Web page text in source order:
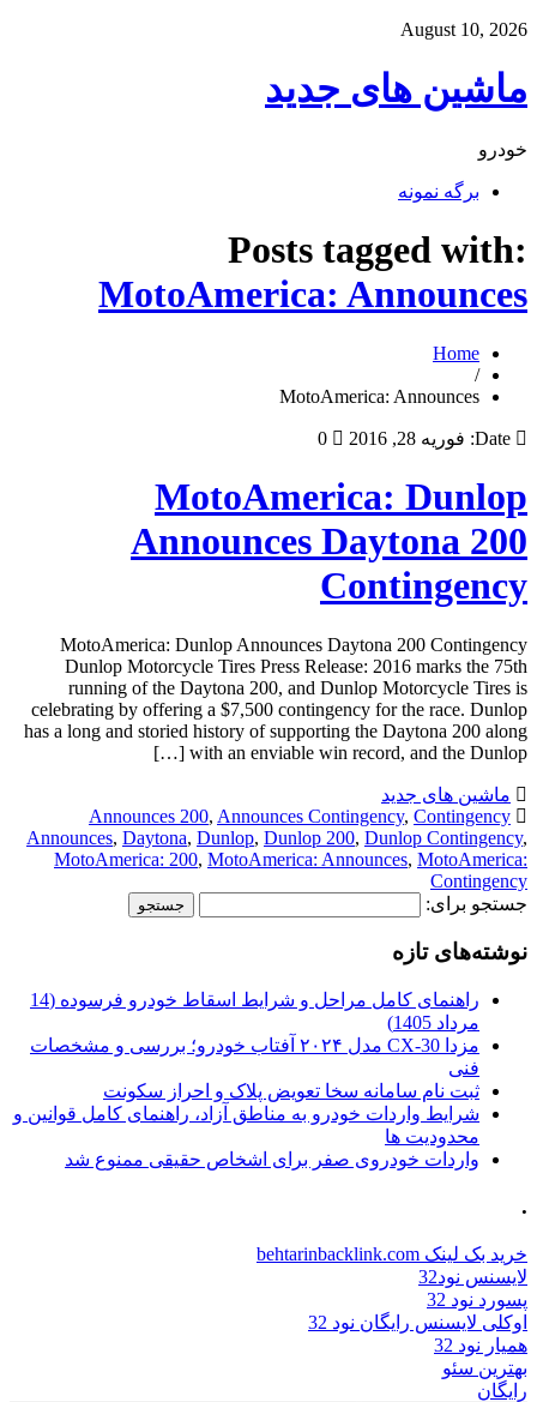
August 10, 2026
ماشین های جدید
خودرو
برگه نمونه
Posts tagged with:
MotoAmerica: Announces
Home
/
MotoAmerica: Announces
Date: فوریه 28, 2016 0
MotoAmerica: Dunlop
Announces Daytona 200
Contingency
MotoAmerica: Dunlop Announces Daytona 200 Contingency
Dunlop Motorcycle Tires Press Release: 2016 marks the 75th
running of the Daytona 200, and Dunlop Motorcycle Tires is
celebrating by offering a $7,500 contingency for the race. Dunlop
has a long and storied history of supporting the Daytona 200 along
with an enviable win record, and the Dunlop […]
ماشین های جدید
Announces 200, Announces Contingency, Contingency
Announces, Daytona, Dunlop, Dunlop 200, Dunlop Contingency,
MotoAmerica: 200, MotoAmerica: Announces, MotoAmerica:
Contingency
جستجو برای:
نوشته‌های تازه
راهنمای کامل مراحل و شرایط اسقاط خودرو فرسوده (14
مرداد 1405)
مزدا CX-30 مدل ۲۰۲۴ آفتاب خودرو؛ بررسی و مشخصات
فنی
ثبت نام سامانه سخا تعویض پلاک و احراز سکونت
شرایط واردات خودرو به مناطق آزاد، راهنمای کامل قوانین و
محدودیت ها
واردات خودروی صفر برای اشخاص حقیقی ممنوع شد
.
خرید بک لینک behtarinbacklink.com
لایسنس نود32
پسورد نود 32
اوکلی لایسنس رایگان نود 32
همیار نود 32
بهترین سئو
رایگان